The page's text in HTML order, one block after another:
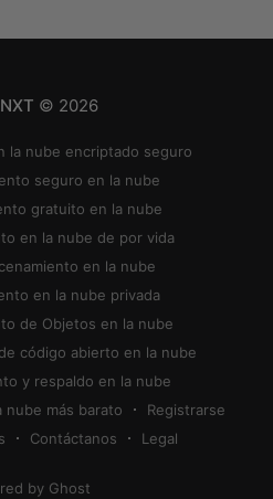
© 2026
la nube encriptado seguro
seguro en la nube
gratuito en la nube
en la nube de por vida
en la nube
en la nube privada
de Objetos en la nube
código abierto en la nube
y respaldo en la nube
nube más barato
Registrarse
Contáctanos Legal
by Ghost